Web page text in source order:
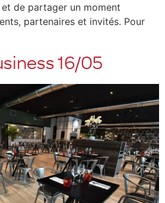
et de partager un moment
partenaires et invités. Pour
16/05